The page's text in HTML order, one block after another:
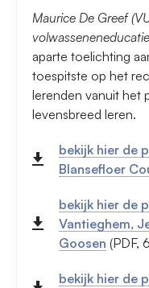
Maurice De Greef
aparte toelichting
toespitste op het
lerenden vanuit het
levensbreed leren.
bekijk hier de
Blansefloer
bekijk hier de
Vantieghem,
Goosen (PDF,
bekijk hier de